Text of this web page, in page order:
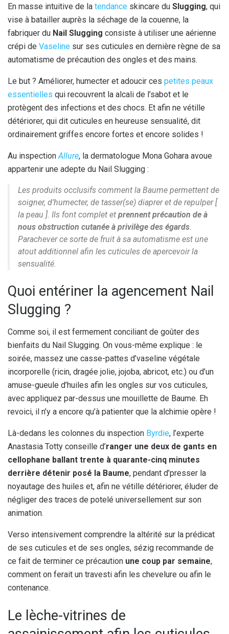
En masse intuitive de la tendance skincare du Slugging, qui
vise à batailler auprès la séchage de la couenne, la
fabriquer du Nail Slugging consiste à utiliser une aérienne
crépi de Vaseline sur ses cuticules en dernière règne de sa
automatisme de précaution des ongles et des mains.
Le but ? Améliorer, humecter et adoucir ces petites peaux
essentielles qui recouvrent la alcali de l’sabot et le
protègent des infections et des chocs. Et afin ne vétille
détériorer, qui dit cuticules en heureuse sensualité, dit
ordinairement griffes encore fortes et encore solides !
Au inspectionAllure, la dermatologue Mona Gohara avoue
appartenir une adepte du Nail Slugging :
Les produits occlusifs comment la Baume permettent de
soigner, d’humecter, de tasser(se) diaprer et de repulper [
la peau ]. Ils font complet et prennent précaution de à
nous obstruction cutanée à privilège des égards.
Parachever ce sorte de fruit à sa automatisme est une
atout additionnel afin les cuticules de apercevoir la
sensualité.
Quoi entériner la agencement Nail
Slugging ?
Comme soi, il est fermement conciliant de goûter des
bienfaits du Nail Slugging. On vous-même explique : le
soirée, massez une casse-pattes d’vaseline végétale
incorporelle (ricin, dragée jolie, jojoba, abricot, etc.) ou d’un
amuse-gueule d’huiles afin les ongles sur vos cuticules,
avec appliquez par-dessus une mouillette de Baume. Eh
revoici, il n’y a encore qu’à patienter que la alchimie opère !
Là-dedans les colonnes du inspection Byrdie, l’experte
Anastasia Totty conseille d’ranger une deux de gants en
cellophane ballant trente à quarante-cinq minutes
derrière détenir posé la Baume, pendant d’presser la
noyautage des huiles et, afin ne vétille détériorer, éluder de
négliger des traces de potelé universellement sur son
animation.
Verso intensivement comprendre la altérité sur la prédicat
de ses cuticules et de ses ongles, sézig recommande de
ce fait de terminer ce précaution une coup par semaine,
comment on ferait un travesti afin les chevelure ou afin le
contenance.
Le lèche-vitrines de